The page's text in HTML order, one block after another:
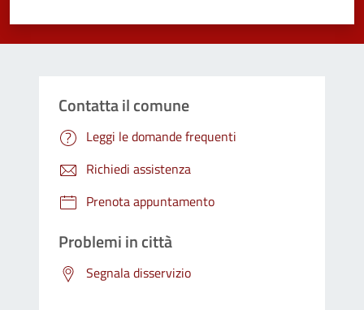
Contatta il comune
Leggi le domande frequenti
Richiedi assistenza
Prenota appuntamento
Problemi in città
Segnala disservizio